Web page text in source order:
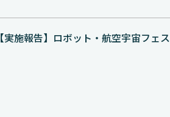
【実施報告】ロボット・航空宇宙フェ